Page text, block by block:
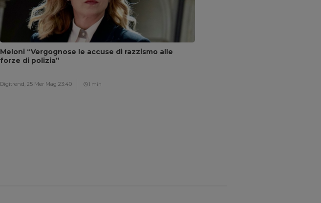
Meloni “Vergognose le accuse di razzismo alle
forze di polizia”
Digitrend, 25 Mer Mag 23:40 1 min